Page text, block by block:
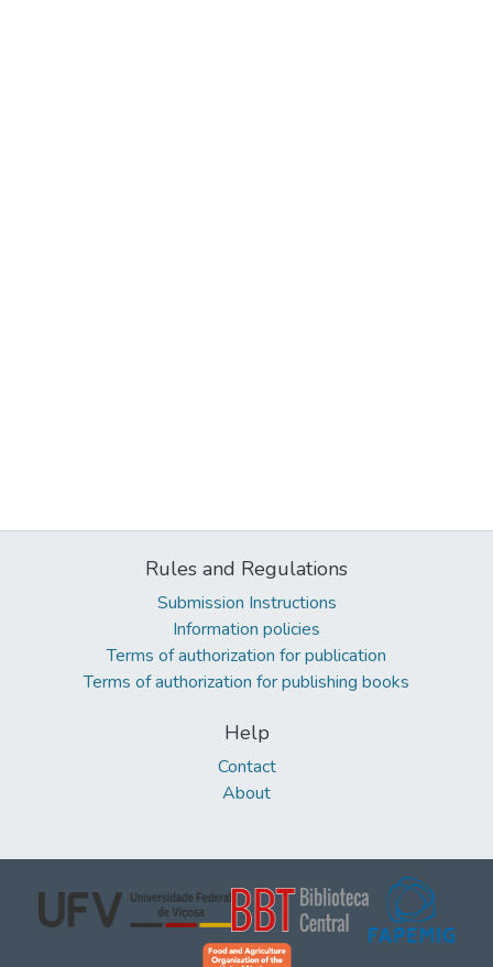
Rules and Regulations
Submission Instructions
Information policies
Terms of authorization for publication
Terms of authorization for publishing books
Help
Contact
About